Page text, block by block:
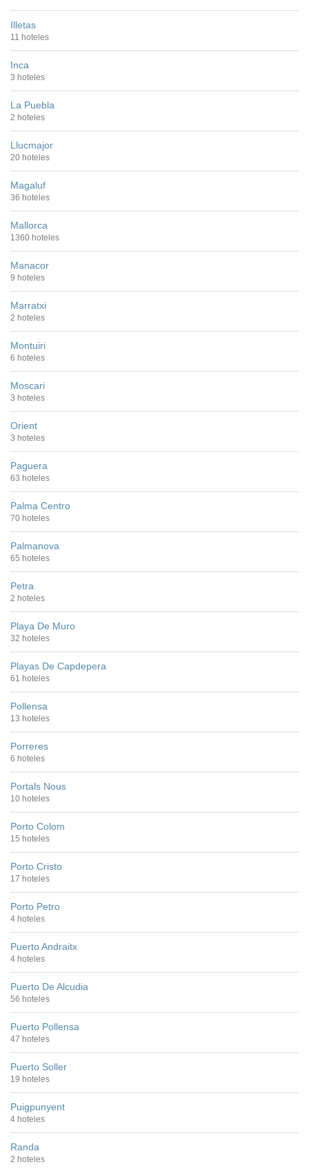
Illetas
11 hoteles
Inca
3 hoteles
La Puebla
2 hoteles
Llucmajor
20 hoteles
Magaluf
36 hoteles
Mallorca
1360 hoteles
Manacor
9 hoteles
Marratxi
2 hoteles
Montuiri
6 hoteles
Moscari
3 hoteles
Orient
3 hoteles
Paguera
63 hoteles
Palma Centro
70 hoteles
Palmanova
65 hoteles
Petra
2 hoteles
Playa De Muro
32 hoteles
Playas De Capdepera
61 hoteles
Pollensa
13 hoteles
Porreres
6 hoteles
Portals Nous
10 hoteles
Porto Colom
15 hoteles
Porto Cristo
17 hoteles
Porto Petro
4 hoteles
Puerto Andraitx
4 hoteles
Puerto De Alcudia
56 hoteles
Puerto Pollensa
47 hoteles
Puerto Soller
19 hoteles
Puigpunyent
4 hoteles
Randa
2 hoteles